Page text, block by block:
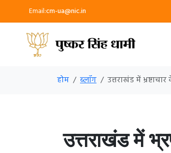
Email:cm-ua@nic.in
होम ब्लॉग उत्तराखंड में
उत्तराखंड में